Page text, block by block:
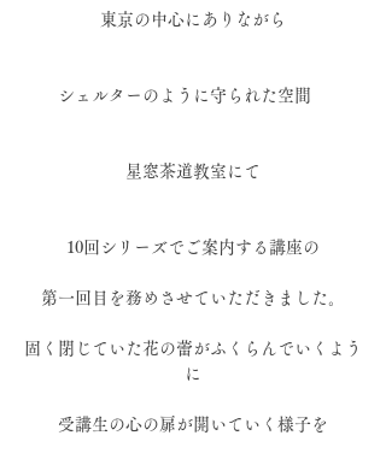
東京の中心にありながら
シェルターのように守られた空間
星窓茶道教室にて
10回シリーズでご案内する講座の
第一回目を務めさせていただきました。
固く閉じていた花の蕾がふくらんでいくよう
に
受講生の心の扉が開いていく様子を